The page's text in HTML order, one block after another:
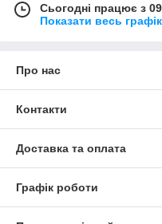
Сьогодні працює з
Показати весь
Про нас
Контакти
Доставка та оплата
Графік роботи